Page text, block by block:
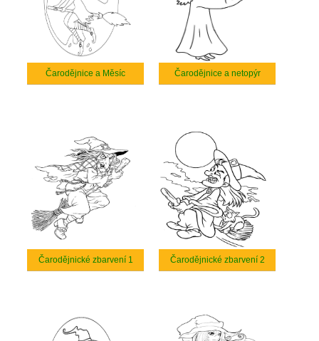
Čarodějnice a Měsíc Čarodějnice a netopýr
Čarodějnické zbarvení 1 Čarodějnické zbarvení 2